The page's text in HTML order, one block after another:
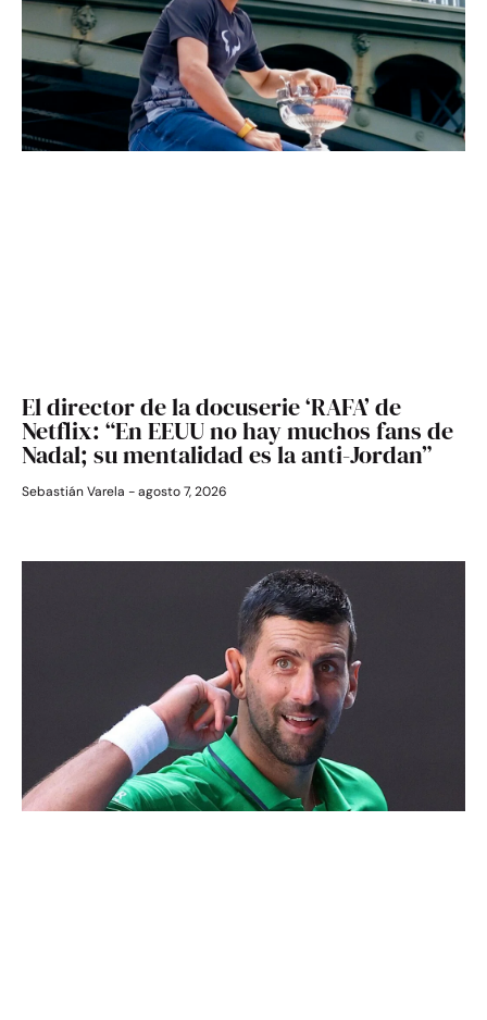
El director de la docuserie ‘RAFA’ de
Netflix: “En EEUU no hay muchos fans de
Nadal; su mentalidad es la anti-Jordan”
Sebastián Varela agosto 7, 2026